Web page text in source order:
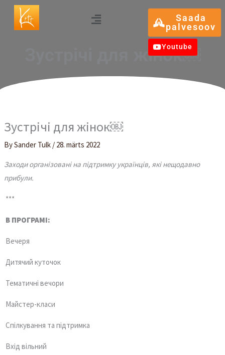
content
Menu
Youtube
Saada
palvesoov
Зустрічі для жінок￼
Зустрічі для жінок￼
BySander Tulk / 28. märts 2022
Заходи організовані на підтримку українців, які нещодавно
прибули.
***
В ПРОГРАМІ:
Вечеря
Дитячий куточок
Тематичні вечори
Майстер-класи
Спілкування та підтримка
Вхід вільний